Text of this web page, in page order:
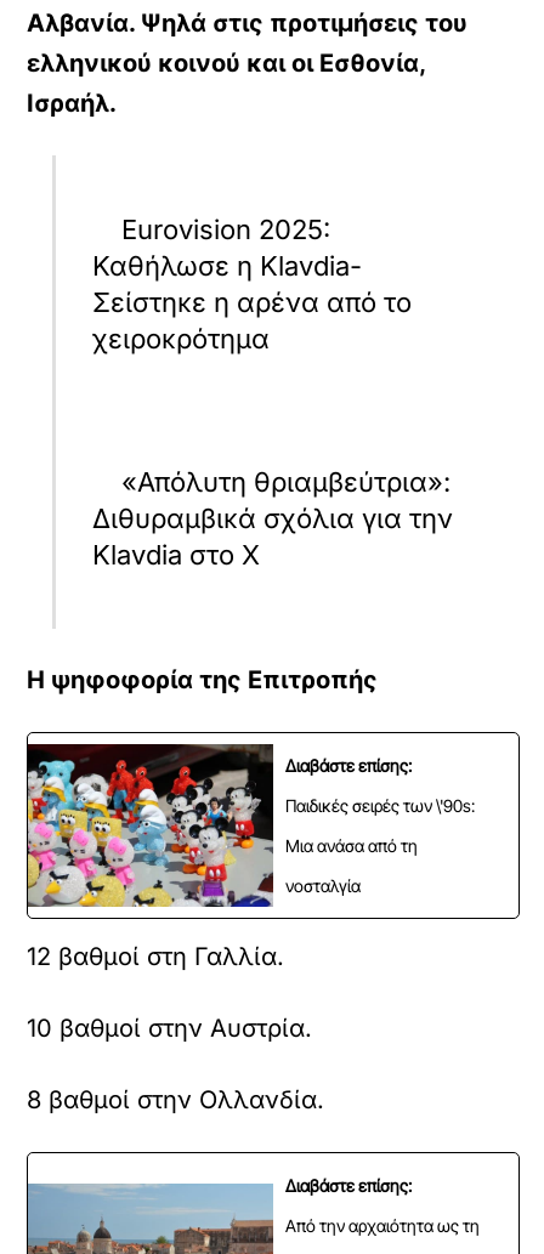
Αλβανία. Ψηλά στις προτιμήσεις του
ελληνικού κοινού και οι Εσθονία,
Ισραήλ.
Eurovision 2025:
Καθήλωσε η Klavdia-
Σείστηκε η αρένα από το
χειροκρότημα
«Απόλυτη θριαμβεύτρια»:
Διθυραμβικά σχόλια για την
Klavdia στο Χ
Η ψηφοφορία της Επιτροπής
Διαβάστε επίσης:
Παιδικές σειρές των \'90s:
Μια ανάσα από τη
νοσταλγία
12 βαθμοί στη Γαλλία.
10 βαθμοί στην Αυστρία.
8 βαθμοί στην Ολλανδία.
Διαβάστε επίσης:
Από την αρχαιότητα ως τη